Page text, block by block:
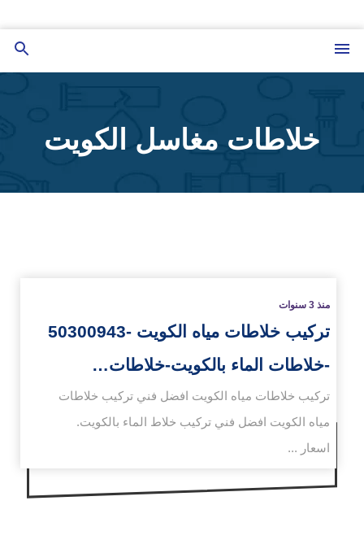
إلى
المحتوى
خلاطات مغاسل الكويت
منذ 3 سنوات
تركيب خلاطات مياه الكويت -50300943
-خلاطات الماء بالكويت-خلاطات…
تركيب خلاطات مياه الكويت افضل فني تركيب خلاطات
مياه الكويت افضل فني تركيب خلاط الماء بالكويت.
اسعار ...